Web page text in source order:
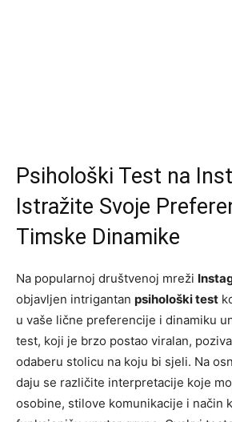
Psihološki Test na
Istražite Svoje
Timske Dinamike
Na popularnoj društvenoj mreži
objavljen intrigantan psihološki test
u vaše lične preferencije i dinamiku
test, koji je brzo postao viralan,
odaberu stolicu na koju bi sjeli. Na
daju se različite interpretacije koje
osobine, stilove komunikacije i način